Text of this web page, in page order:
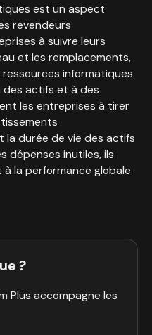
est un aspect
revendeurs
à suivre leurs
et les remplacements,
informatiques.
des actifs et à des
les entreprises à tirer
la durée de vie des actifs
dépenses inutiles, ils
la performance globale
?
Plus accompagne les